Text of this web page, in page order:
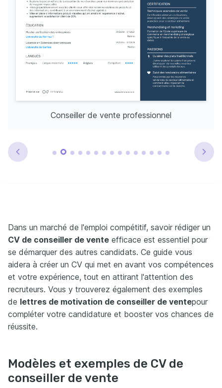
Conseiller de vente professionnel
Dans un marché de l'emploi compétitif, savoir rédiger un
CV de conseiller de vente efficace est essentiel pour
se démarquer des autres candidats. Ce guide vous
aidera à créer un CV qui met en avant vos compétences
et votre expérience, tout en attirant l'attention des
recruteurs. Vous y trouverez également des exemples
de lettres de motivation de conseiller de ventepour
compléter votre candidature et booster vos chances de
réussite.
Modèles et exemples de CV de
conseiller de vente